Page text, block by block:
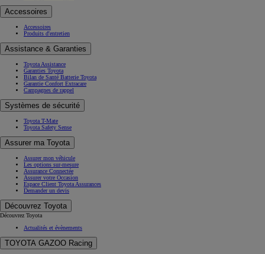
Accessoires
Accessoires
Produits d'entretien
Assistance & Garanties
Toyota Assistance
Garanties Toyota
Bilan de Santé Batterie Toyota
Garantie Confort Extracare
Campagnes de rappel
Systèmes de sécurité
Toyota T-Mate
Toyota Safety Sense
Assurer ma Toyota
Assurer mon véhicule
Les options sur-mesure
Assurance Connectée
Assurer votre Occasion
Espace Client Toyota Assurances
Demander un devis
Découvrez Toyota
Découvrez Toyota
Actualités et évènements
TOYOTA GAZOO Racing